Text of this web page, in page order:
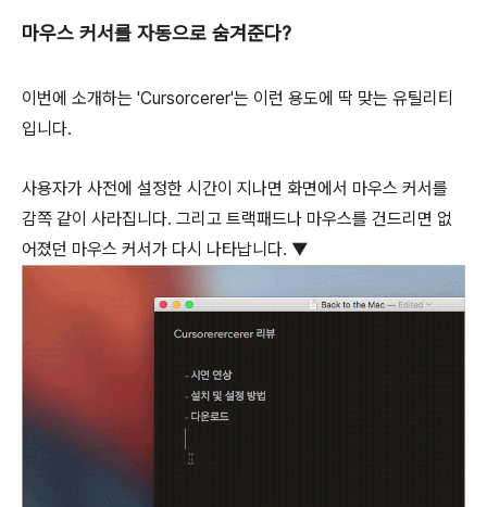
마우스 커서를 자동으로 숨겨준다?
이번에 소개하는 'Cursorcerer'는 이런 용도에 딱 맞는 유틸리티
입니다.
사용자가 사전에 설정한 시간이 지나면 화면에서 마우스 커서를
감쪽 같이 사라집니다. 그리고 트랙패드나 마우스를 건드리면 없
어졌던 마우스 커서가 다시 나타납니다. ▼